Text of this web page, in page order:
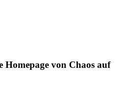
Homepage von Chaos auf